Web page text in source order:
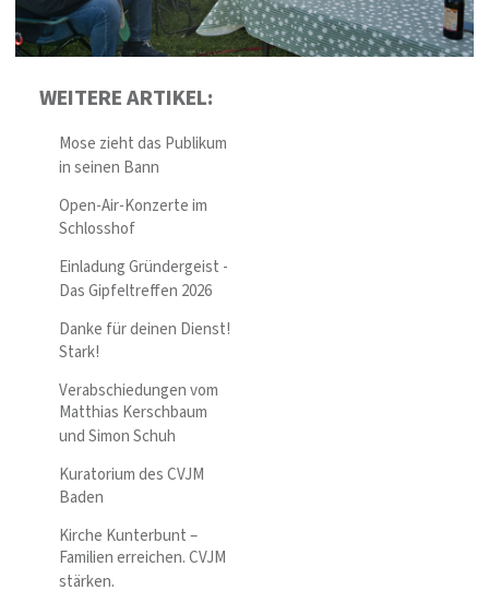
WEITERE ARTIKEL:
Mose zieht das Publikum
in seinen Bann
Open-Air-Konzerte im
Schlosshof
Einladung Gründergeist -
Das Gipfeltreffen 2026
Danke für deinen Dienst!
Stark!
Verabschiedungen vom
Matthias Kerschbaum
und Simon Schuh
Kuratorium des CVJM
Baden
Kirche Kunterbunt –
Familien erreichen. CVJM
stärken.